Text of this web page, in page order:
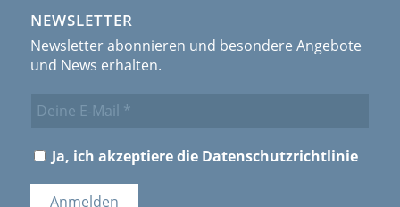
NEWSLETTER
Newsletter abonnieren und besondere Angebote
und News erhalten.
Ja, ich akzeptiere die Datenschutzrichtlinie